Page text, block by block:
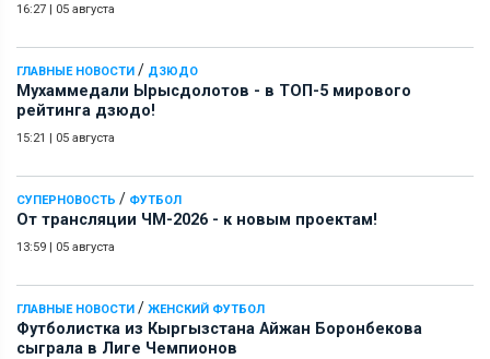
16:27 | 05 августа
ГЛАВНЫЕ НОВОСТИ / ДЗЮДО
Мухаммедали Ырысдолотов - в ТОП-5 мирового
рейтинга дзюдо!
15:21 | 05 августа
СУПЕРНОВОСТЬ / ФУТБОЛ
От трансляции ЧМ-2026 - к новым проектам!
13:59 | 05 августа
ГЛАВНЫЕ НОВОСТИ / ЖЕНСКИЙ ФУТБОЛ
Футболистка из Кыргызстана Айжан Боронбекова
сыграла в Лиге Чемпионов